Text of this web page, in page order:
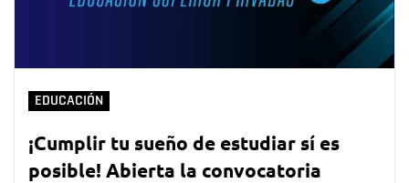
EDUCACIÓN
¡Cumplir tu sueño de estudiar sí es
posible! Abierta la convocatoria